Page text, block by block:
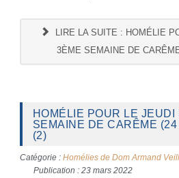
LIRE LA SUITE : HOMÉLIE
3ÈME SEMAINE DE
HOMÉLIE POUR LE JEUDI
SEMAINE DE CARÊME
(2)
Catégorie : Homélies de Dom Armand
Publication : 23 mars 2022